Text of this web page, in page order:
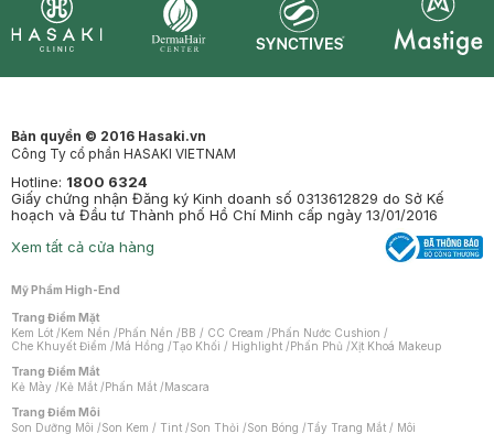
Bản quyền © 2016 Hasaki.vn
Công Ty cổ phần HASAKI VIETNAM
Hotline: 1800 6324
Giấy chứng nhận Đăng ký Kinh doanh số 0313612829 do Sở Kế
hoạch và Đầu tư Thành phố Hồ Chí Minh cấp ngày 13/01/2016
Xem tất cả cửa hàng
Mỹ Phẩm High-End
Trang Điểm Mặt
Kem Lót / Kem Nền / Phấn Nền / BB / CC Cream / Phấn Nước Cushion /
Che Khuyết Điểm / Má Hồng /Tạo Khối / Highlight / Phấn Phủ /Xịt Khoá Makeup
Trang Điểm Mắt
Kẻ Mày / Kẻ Mắt / Phấn Mắt / Mascara
Trang Điểm Môi
Son Dưỡng Môi /Son Kem / Tint /Son Thỏi /Son Bóng /Tẩy Trang Mắt / Môi